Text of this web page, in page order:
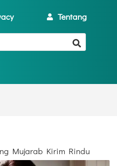
Tentang
Mujarab Kirim Rindu